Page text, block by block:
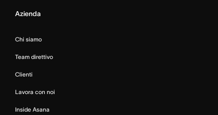
Azienda
Chi siamo
Team direttivo
Clienti
Lavora con noi
Inside Asana